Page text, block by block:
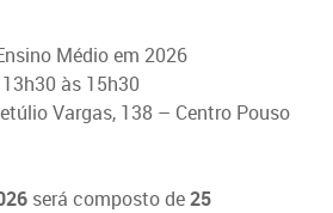
Médio em 2026
às 15h30
Vargas, 138 – Centro Pouso
será composto de25